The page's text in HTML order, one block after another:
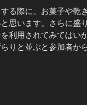
る際に、お菓子や乾
思います。さらに盛
利用されてみてはい
りと並ぶと参加者か